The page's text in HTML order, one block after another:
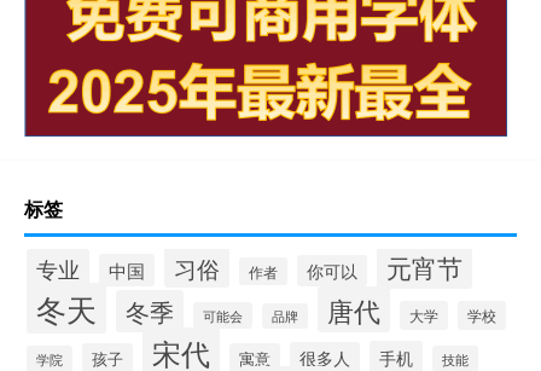
标签
专业 中国 习俗 作者 你可以 元宵节
冬天 冬季 可能会 品牌 唐代 大学 学校
学院 孩子 宋代 寓意 很多人 手机 技能